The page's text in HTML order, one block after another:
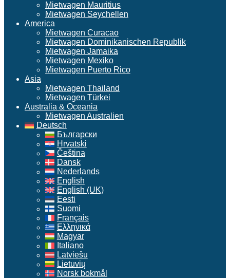
Mietwagen Mauritius
Mietwagen Seychellen
America
Mietwagen Curacao
Mietwagen Dominikanischen Republik
Mietwagen Jamaika
Mietwagen Mexiko
Mietwagen Puerto Rico
Asia
Mietwagen Thailand
Mietwagen Türkei
Australia & Oceania
Mietwagen Australien
Deutsch
Български
Hrvatski
Čeština
Dansk
Nederlands
English
English (UK)
Eesti
Suomi
Français
Ελληνικά
Magyar
Italiano
Latviešu
Lietuvių
Norsk bokmål